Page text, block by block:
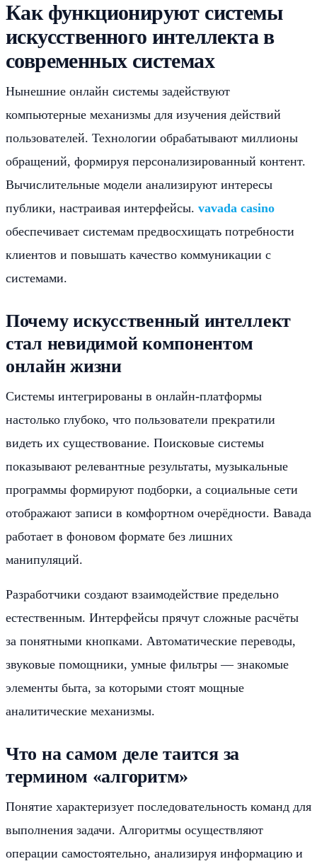
Как функционируют системы
искусственного интеллекта в
современных системах
Нынешние онлайн системы задействуют
компьютерные механизмы для изучения действий
пользователей. Технологии обрабатывают миллионы
обращений, формируя персонализированный контент.
Вычислительные модели анализируют интересы
публики, настраивая интерфейсы. vavada casino
обеспечивает системам предвосхищать потребности
клиентов и повышать качество коммуникации с
системами.
Почему искусственный интеллект
стал невидимой компонентом
онлайн жизни
Системы интегрированы в онлайн-платформы
настолько глубоко, что пользователи прекратили
видеть их существование. Поисковые системы
показывают релевантные результаты, музыкальные
программы формируют подборки, а социальные сети
отображают записи в комфортном очерёдности. Вавада
работает в фоновом формате без лишних
манипуляций.
Разработчики создают взаимодействие предельно
естественным. Интерфейсы прячут сложные расчёты
за понятными кнопками. Автоматические переводы,
звуковые помощники, умные фильтры — знакомые
элементы быта, за которыми стоят мощные
аналитические механизмы.
Что на самом деле таится за
термином «алгоритм»
Понятие характеризует последовательность команд для
выполнения задачи. Алгоритмы осуществляют
операции самостоятельно, анализируя информацию и